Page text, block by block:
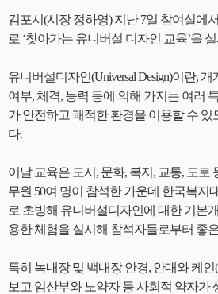
김포시(시장 정하영) 지난 7일 참여실에
로 ‘찾아가는 유니버설 디자인 교육’을
유니버설디자인(Universal Design)이란,
여부, 체격, 능력 등에 의해 가지는 여러
가 안전하고 쾌적한 환경을 이용할 수
다.
이날 교육은 도시, 문화, 복지, 교통, 도로
무원 50여 명이 참석한 가운데 한국복지
로 초빙해 유니버설디자인에 대한 기본
용한 체험을 실시해 참석자들로부터 좋
특히 녹내장 및 백내장 안경, 안대와 케
보고 임산부와 노약자 등 사회적 약자가